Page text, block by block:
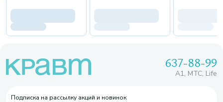
637-88-99
A1, МТС, Life
Подписка на рассылку акций и новинок